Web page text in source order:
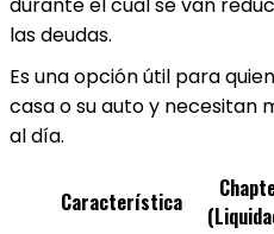
las deudas.
Es una opción útil para
casa o su auto y necesitan
al día.
Característica